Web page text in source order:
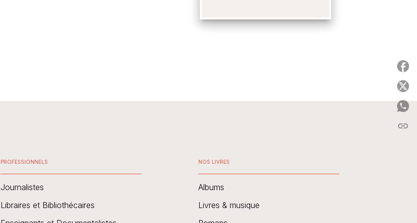
link
PROFESSIONNELS
Journalistes
Libraires et Bibliothécaires
NOS LIVRES
Albums
Livres & musique